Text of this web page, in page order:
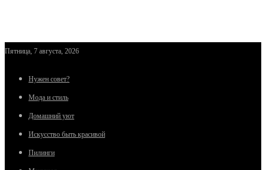
Пятница, 7 августа, 2026
Нужен совет?
Мода и стиль
Домашний уют
Искусство быть красивой
Пилинги